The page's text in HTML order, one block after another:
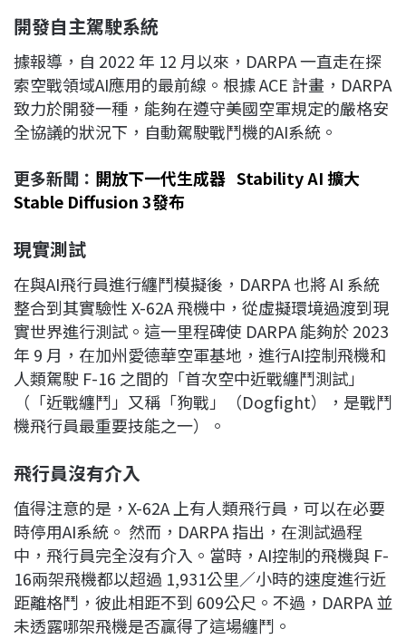
開發自主駕駛系統
據報導，自 2022 年 12 月以來，DARPA 一直走在探
索空戰領域AI應用的最前線。根據 ACE 計畫，DARPA
致力於開發一種，能夠在遵守美國空軍規定的嚴格安
全協議的狀況下，自動駕駛戰鬥機的AI系統。
更多新聞： 開放下一代生成器 Stability AI 擴大
Stable Diffusion 3發布
現實測試
在與AI飛行員進行纏鬥模擬後，DARPA 也將 AI 系統
整合到其實驗性 X-62A 飛機中，從虛擬環境過渡到現
實世界進行測試。這一里程碑使 DARPA 能夠於 2023
年 9 月，在加州愛德華空軍基地，進行AI控制飛機和
人類駕駛 F-16 之間的「首次空中近戰纏鬥測試」
（「近戰纏鬥」又稱「狗戰」（Dogfight），是戰鬥
機飛行員最重要技能之一）。
飛行員沒有介入
值得注意的是，X-62A 上有人類飛行員，可以在必要
時停用AI系統。 然而，DARPA 指出，在測試過程
中，飛行員完全沒有介入。當時，AI控制的飛機與 F-
16兩架飛機都以超過 1,931公里／小時的速度進行近
距離格鬥，彼此相距不到 609公尺。不過，DARPA 並
未透露哪架飛機是否贏得了這場纏鬥。